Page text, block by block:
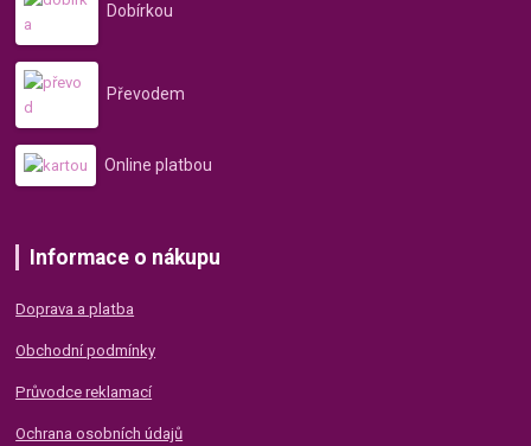
Dobírkou
Převodem
Online platbou
Informace o nákupu
Doprava a platba
Obchodní podmínky
Průvodce reklamací
Ochrana osobních údajů